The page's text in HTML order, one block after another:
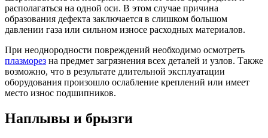
располагаться на одной оси. В этом случае причина
образования дефекта заключается в слишком большом
давлении газа или сильном износе расходных материалов.
При неоднородности повреждений необходимо осмотреть
плазморез на предмет загрязнения всех деталей и узлов. Также
возможно, что в результате длительной эксплуатации
оборудования произошло ослабление креплений или имеет
место износ подшипников.
Наплывы и брызги